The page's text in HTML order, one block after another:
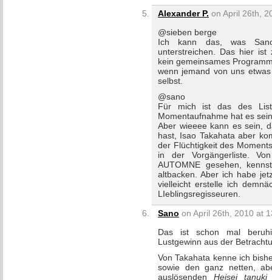
Alexander P. on April 26th,
@sieben berge
Ich kann das, was
unterstreichen. Das hier ist
kein gemeinsames
wenn jemand von uns
selbst.
@sano
Für mich ist das des
Momentaufnahme hat es
Aber wieeee kann es sein,
hast, Isao Takahata aber
der Flüchtigkeit des
in der Vorgängerliste.
AUTOMNE gesehen,
altbacken. Aber ich habe
vielleicht erstelle ich
LIeblingsregisseuren.
Sano on April 26th, 2010 at
Das ist schon mal
Lustgewinn aus der
Von Takahata kenne ich
sowie den ganz netten,
auslösenden Heisei tanuki